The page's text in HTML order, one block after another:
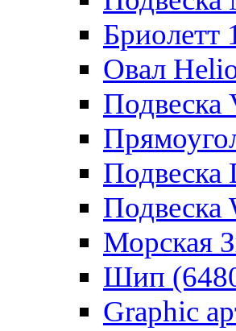
Бриолетт
Овал
Подвеска
Подвеска
Подвеска
Морская
Шип
Graphic